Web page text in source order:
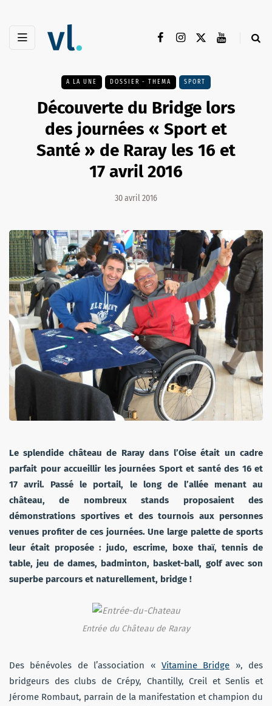
A LA UNE DOSSIER - THEMA SPORT
Découverte du Bridge lors
des journées « Sport et
Santé » de Raray les 16 et
17 avril 2016
30 avril 2016
Le splendide château de Raray dans l’Oise était un cadre
parfait pour accueillir les journées Sport et santé des 16 et
17 avril. Passé le portail, le long de l’allée menant au
château, de nombreux stands proposaient des
démonstrations sportives et des tournois aux personnes
venues profiter de ces journées. Une large palette de sports
leur était proposée : judo, escrime, boxe thaï, tennis de
table, jeu de dames, badminton, basket-ball, golf avec son
superbe parcours et naturellement, bridge !
Entrée du Château de Raray
Des bénévoles de l’association « Vitamine Bridge », des
bridgeurs des clubs de Crépy, Chantilly, Creil et Senlis et
Jérome Rombaut, parrain de la manifestation et champion du